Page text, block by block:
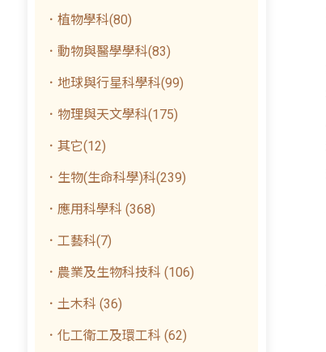
．植物學科(80)
．動物與醫學學科(83)
．地球與行星科學科(99)
．物理與天文學科(175)
．其它(12)
．生物(生命科學)科(239)
．應用科學科 (368)
．工藝科(7)
．農業及生物科技科 (106)
．土木科 (36)
．化工衛工及環工科 (62)